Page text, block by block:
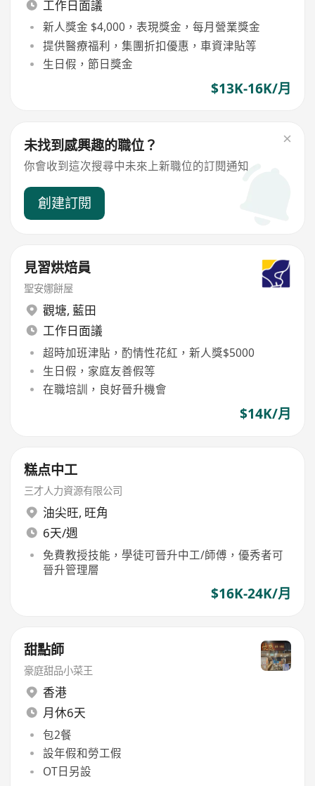
工作日面議
新人獎金 $4,000，表現獎金，每月營業獎金
提供醫療福利，集團折扣優惠，車資津貼等
生日假，節日獎金
$13K-16K/月
未找到感興趣的職位？
你會收到這次搜尋中未來上新職位的訂閱通知
創建訂閱
見習烘焙員
聖安娜餅屋
觀塘, 藍田
工作日面議
超時加班津貼，酌情性花紅，新人獎$5000
生日假，家庭友善假等
在職培訓，良好晉升機會
$14K/月
糕点中工
三才人力資源有限公司
油尖旺, 旺角
6天/週
免費教授技能，學徒可晉升中工/師傅，優秀者可
晉升管理層
$16K-24K/月
甜點師
豪庭甜品小菜王
香港
月休6天
包2餐
設年假和勞工假
OT日另設